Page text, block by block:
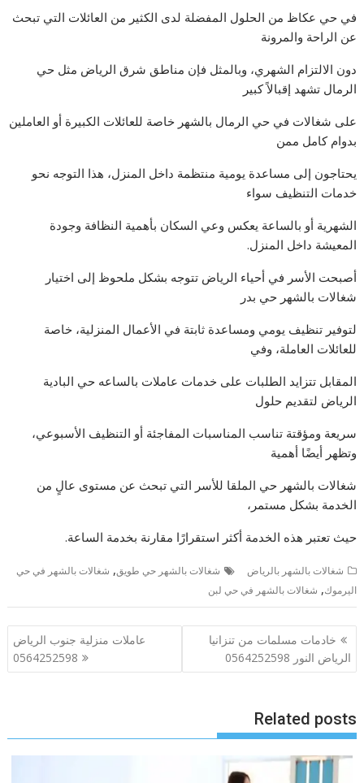
في حي عكاظ من الحلول المفضلة لدى الكثير من العائلات التي تبحث
عن الراحة والمرونة
دون الالتزام الشهري، وبالمثل فإن مناطق شرق الرياض مثل حي
الرمال تشهد إقبالاً كبير
على شغالات في حي الرمال بالشهر خاصة للعائلات الكبيرة أو العاملين
بدوام كامل ممن
يحتاجون إلى مساعدة يومية منتظمة داخل المنزل، هذا التوجه نحو
خدمات التنظيف سواء
الشهرية أو بالساعة يعكس وعي السكان بأهمية النظافة وجودة
المعيشة داخل المنزل.
أصبحت الأسر في أحياء الرياض تتوجه بشكل ملحوظ إلى اختيار
شغالات بالشهر حي بدر
لتوفير تنظيف يومي ومساعدة ثابتة في الأعمال المنزلية، خاصة
للعائلات العاملة، وفي
المقابل تتزايد الطلبات على خدمات عاملات بالساعه حي البادية
الرياض لتقديم حلول
سريعة ومؤقتة تناسب المناسبات المفاجئة أو التنظيف الأسبوعي،
وتظهر أيضًا أهمية
شغالات بالشهر حي الملقا للأسر التي تبحث عن مستوى عالٍ من
الخدمة بشكل مستمر،
حيث تعتبر هذه الخدمة أكثر استقرارًا مقارنة بخدمة الساعة.
شغالات بالشهر بالرياض شغالات بالشهر حي طويق, شغالات بالشهر في حي
اليرموك, شغالات بالشهر في حي لبن
تصفّح
المقالات
خادمات مسلمات من تنزانيا
الرياض النور 0564252598
عاملات منزلية جنوب الرياض
0564252598
Related posts